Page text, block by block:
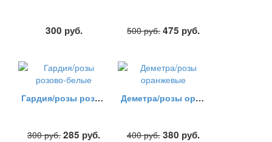
300 руб. 500руб. 475 руб.
Гардия/розы розово-белые
300руб. 285 руб.
Деметра/розы оранжевые
400руб. 380 руб.